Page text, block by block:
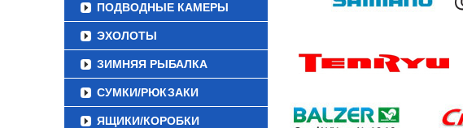
ПОДВОДНЫЕ КАМЕРЫ
ЭХОЛОТЫ
ЗИМНЯЯ РЫБАЛКА
СУМКИ/РЮКЗАКИ
ЯЩИКИ/КОРОБКИ